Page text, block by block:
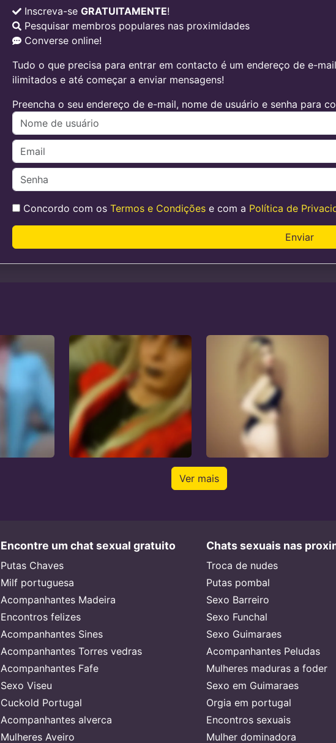
Inscreva-se GRATUITAMENTE!
Pesquisar membros populares nas proximidades
Converse online!
Tudo o que precisa para entrar em contacto é um endereço de e-
ilimitados e até começar a enviar mensagens!
Preencha o seu endereço de e-mail, nome de usuário e senha para
Concordo com os Termos e Condiçõese com a Política de
Enviar
Ver mais
Encontre um chat sexual gratuito
Putas Chaves
Milf portuguesa
Acompanhantes Madeira
Encontros felizes
Acompanhantes Sines
Acompanhantes Torres vedras
Acompanhantes Fafe
Sexo Viseu
Cuckold Portugal
Acompanhantes alverca
Mulheres Aveiro
Chats sexuais nas
Troca de nudes
Putas pombal
Sexo Barreiro
Sexo Funchal
Sexo Guimaraes
Acompanhantes Peludas
Mulheres maduras a foder
Sexo em Guimaraes
Orgia em portugal
Encontros sexuais
Mulher dominadora